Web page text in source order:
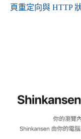
頁重定向與 HTTP